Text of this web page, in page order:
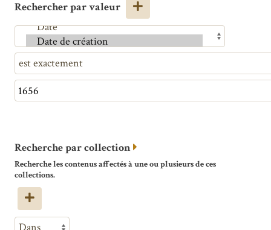
Rechercher par valeur
Recherche par collection
Recherche les contenus affectés à une ou plusieurs de ces
collections.